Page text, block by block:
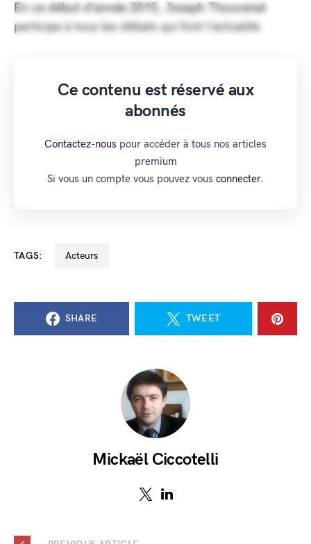
En ce début d’année 2015, Joseph Thouvenel
participe à tous les débats qui font l’actualité.
Ce contenu est réservé aux
abonnés
Contactez-nous pour accéder à tous nos articles
premium
Si vous un compte vous pouvez vous connecter.
TAGS: Acteurs
SHARE TWEET
Mickaël Ciccotelli